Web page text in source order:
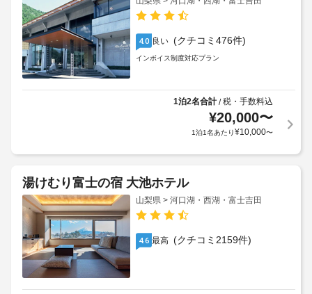
4.0 良い (クチコミ476件)
インボイス制度対応プラン
1泊2名合計/税・手数料込
¥20,000〜
1泊1名あたり¥10,000〜
湯けむり富士の宿 大池ホテル
山梨県 > 河口湖・西湖・富士吉田
4.6 最高 (クチコミ2159件)